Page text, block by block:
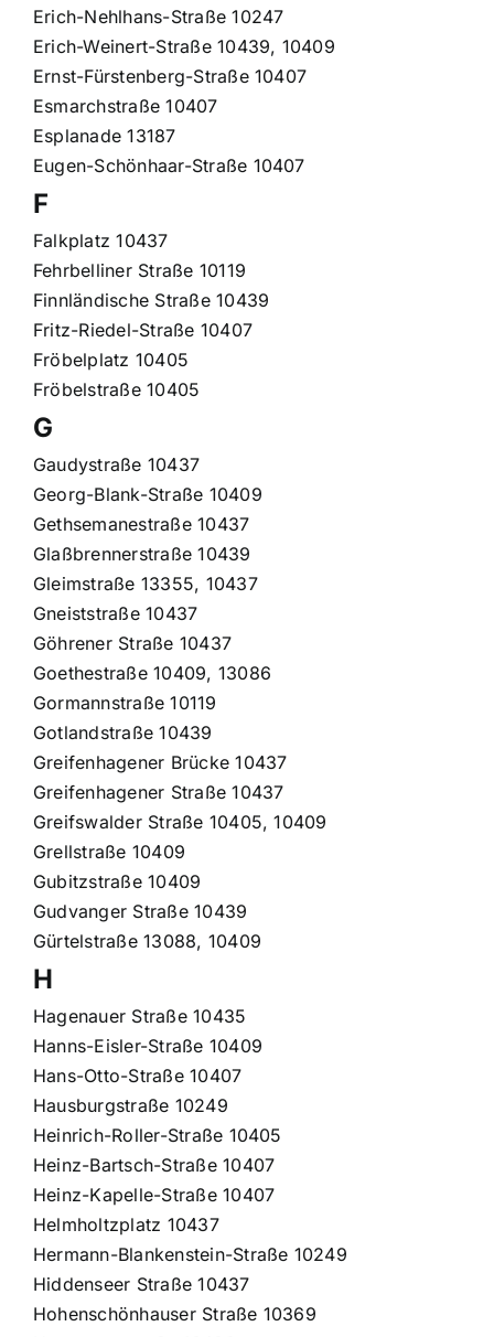
Erich-Nehlhans-Straße 10247
Erich-Weinert-Straße 10439, 10409
Ernst-Fürstenberg-Straße 10407
Esmarchstraße 10407
Esplanade 13187
Eugen-Schönhaar-Straße 10407
F
Falkplatz 10437
Fehrbelliner Straße 10119
Finnländische Straße 10439
Fritz-Riedel-Straße 10407
Fröbelplatz 10405
Fröbelstraße 10405
G
Gaudystraße 10437
Georg-Blank-Straße 10409
Gethsemanestraße 10437
Glaßbrennerstraße 10439
Gleimstraße 13355, 10437
Gneiststraße 10437
Göhrener Straße 10437
Goethestraße 10409, 13086
Gormannstraße 10119
Gotlandstraße 10439
Greifenhagener Brücke 10437
Greifenhagener Straße 10437
Greifswalder Straße 10405, 10409
Grellstraße 10409
Gubitzstraße 10409
Gudvanger Straße 10439
Gürtelstraße 13088, 10409
H
Hagenauer Straße 10435
Hanns-Eisler-Straße 10409
Hans-Otto-Straße 10407
Hausburgstraße 10249
Heinrich-Roller-Straße 10405
Heinz-Bartsch-Straße 10407
Heinz-Kapelle-Straße 10407
Helmholtzplatz 10437
Hermann-Blankenstein-Straße 10249
Hiddenseer Straße 10437
Hohenschönhauser Straße 10369